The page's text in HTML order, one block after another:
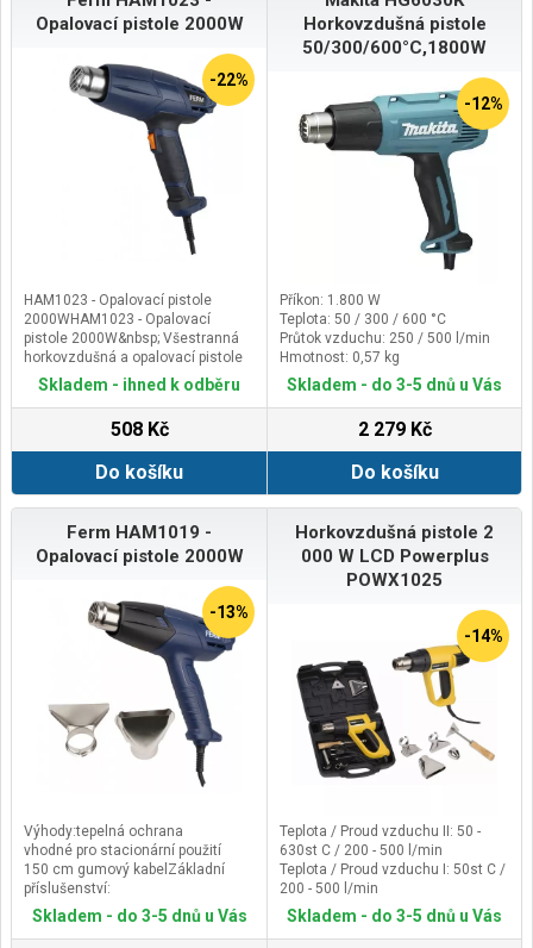
Opalovací pistole 2000W
-22%
HAM1023 - Opalovací pistole
2000WHAM1023 - Opalovací
pistole 2000W&nbsp; Všestranná
horkovzdušná a opalovací pistole
Ferm se dvěmi stupni průtoku
vzduchu&nbsp;je určena k
nahřívání povrchů za účelem
odstranění nátěrů (barev, laků),
sušení čerstvě nanesených nátěrů,
tvarování a spojování umělých
krytin, uvolňování lepených spojů,
pájení a také k rozmrazování
zmrzlé vody v potrubí.Hlavní
výhodyMožnosti nastavení teploty
Snímač na ochranu proti přehřátí
2 stupně nastavení pro průtok
Praktický hák (oko) na zavěšení
Skladem - ihned k odběru
508 Kč
Do košíku
Horkovzdušná pistole
50/300/600°C,1800W
-12%
Příkon: 1.800 W
Teplota: 50 / 300 / 600 °C
Průtok vzduchu: 250 / 500 l/min
Hmotnost: 0,57 kg
Skladem - do 3-5 dnů u Vás
2 279 Kč
Do košíku
Ferm HAM1019 -
Opalovací pistole 2000W
-13%
Výhody:tepelná ochrana
vhodné pro stacionární použití
150 cm gumový kabelZákladní
příslušenství:
rozšiřující nástavec
Skladem - do 3-5 dnů u Vás
Horkovzdušná pistole 2
000 W LCD Powerplus
POWX1025
-14%
Teplota / Proud vzduchu II: 50 -
630st C / 200 - 500 l/min
Teplota / Proud vzduchu I: 50st C /
200 - 500 l/min
Příkon: 2.000 W
Napětí: 230V / 50Hz
Skladem - do 3-5 dnů u Vás